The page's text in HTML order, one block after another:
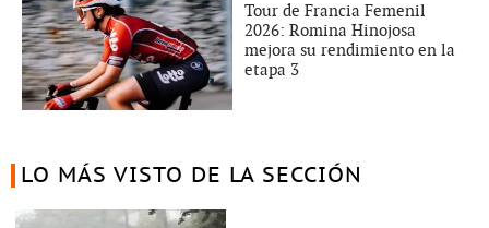
Tour de Francia Femenil
2026: Romina Hinojosa
mejora su rendimiento en la
etapa 3
LO MÁS VISTO DE LA SECCIÓN